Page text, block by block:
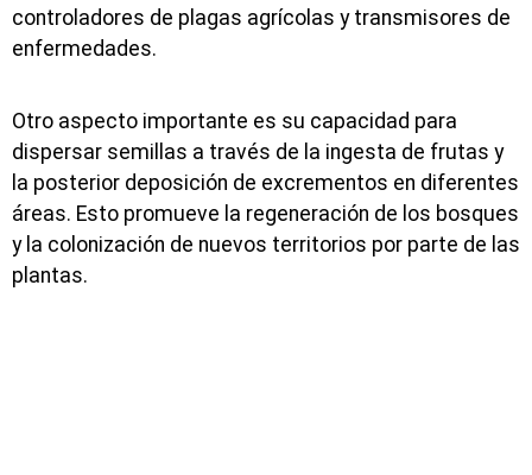
controladores de plagas agrícolas y transmisores de
enfermedades.
Otro aspecto importante es su capacidad para
dispersar semillas a través de la ingesta de frutas y
la posterior deposición de excrementos en diferentes
áreas. Esto promueve la regeneración de los bosques
y la colonización de nuevos territorios por parte de las
plantas.